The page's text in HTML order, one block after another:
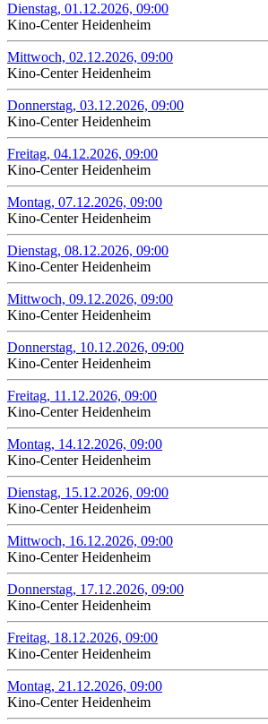
Dienstag, 01.12.2026, 09:00
Kino-Center Heidenheim
Mittwoch, 02.12.2026, 09:00
Kino-Center Heidenheim
Donnerstag, 03.12.2026, 09:00
Kino-Center Heidenheim
Freitag, 04.12.2026, 09:00
Kino-Center Heidenheim
Montag, 07.12.2026, 09:00
Kino-Center Heidenheim
Dienstag, 08.12.2026, 09:00
Kino-Center Heidenheim
Mittwoch, 09.12.2026, 09:00
Kino-Center Heidenheim
Donnerstag, 10.12.2026, 09:00
Kino-Center Heidenheim
Freitag, 11.12.2026, 09:00
Kino-Center Heidenheim
Montag, 14.12.2026, 09:00
Kino-Center Heidenheim
Dienstag, 15.12.2026, 09:00
Kino-Center Heidenheim
Mittwoch, 16.12.2026, 09:00
Kino-Center Heidenheim
Donnerstag, 17.12.2026, 09:00
Kino-Center Heidenheim
Freitag, 18.12.2026, 09:00
Kino-Center Heidenheim
Montag, 21.12.2026, 09:00
Kino-Center Heidenheim